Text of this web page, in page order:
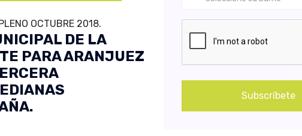
OCTUBRE 2018.
DE LA
PARA ARANJUEZ
Subscríbete